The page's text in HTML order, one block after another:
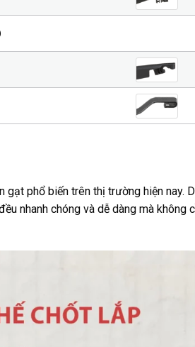
phổ biến trên thị trường hiện nay.
nhanh chóng và dễ dàng mà không